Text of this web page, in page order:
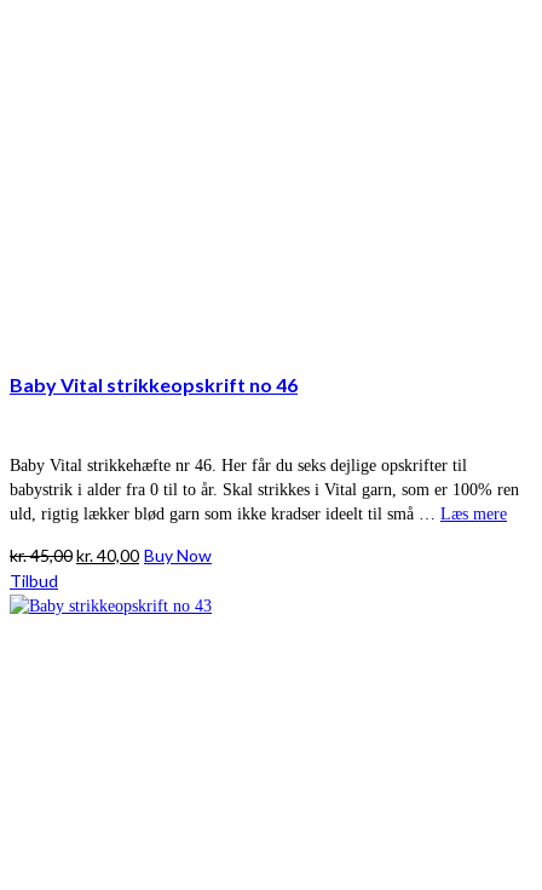
Baby Vital strikkeopskrift no 46
Baby Vital strikkehæfte nr 46. Her får du seks dejlige opskrifter til
babystrik i alder fra 0 til to år. Skal strikkes i Vital garn, som er 100% ren
uld, rigtig lækker blød garn som ikke kradser ideelt til små … Læs mere
kr.45,00Den
pris
kr.40,00Den
pris
Buy Now
Tilbud